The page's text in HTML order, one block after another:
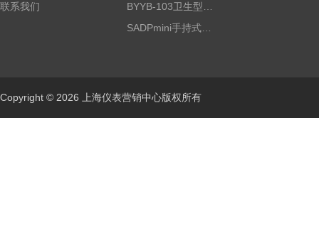
联系我们
Copyright © 2026 上海仪表营销中心版权所有